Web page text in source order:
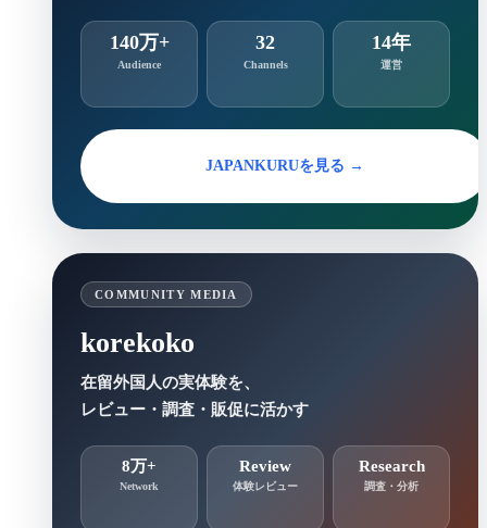
140万+
Audience
32
Channels
14年
運営
JAPANKURUを見る →
COMMUNITY MEDIA
korekoko
在留外国人の実体験を、
レビュー・調査・販促に活かす
8万+
Network
Review
体験レビュー
Research
調査・分析